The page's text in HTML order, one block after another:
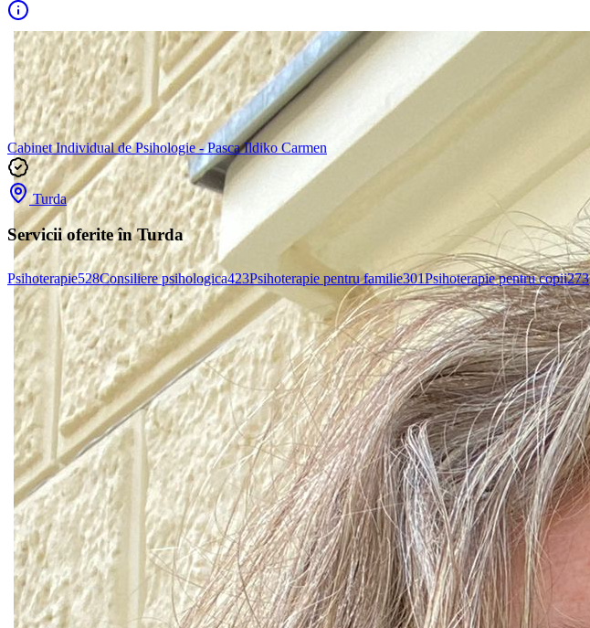
Cabinet Individual de Psihologie - Pasca Ildiko Carmen
Turda
Servicii oferite în Turda
Psihoterapie528Consiliere psihologica423Psihoterapie pentru familie301Psihoterapie pentru copii273